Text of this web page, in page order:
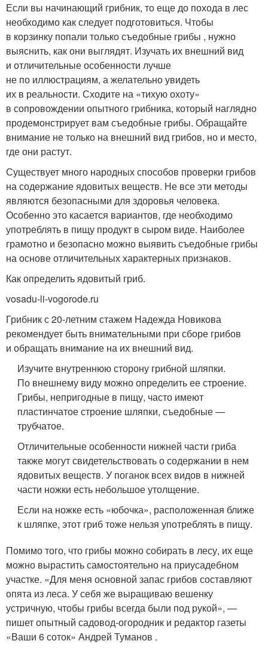
Если вы начинающий грибник, то еще до похода в лес
необходимо как следует подготовиться. Чтобы
в корзинку попали только съедобные грибы , нужно
выяснить, как они выглядят. Изучать их внешний вид
и отличительные особенности лучше
не по иллюстрациям, а желательно увидеть
их в реальности. Сходите на «тихую охоту»
в сопровождении опытного грибника, который наглядно
продемонстрирует вам съедобные грибы. Обращайте
внимание не только на внешний вид грибов, но и место,
где они растут.
Существует много народных способов проверки грибов
на содержание ядовитых веществ. Не все эти методы
являются безопасными для здоровья человека.
Особенно это касается вариантов, где необходимо
употреблять в пищу продукт в сыром виде. Наиболее
грамотно и безопасно можно выявить съедобные грибы
на основе отличительных характерных признаков.
Как определить ядовитый гриб.
vosadu-li-vogorode.ru
Грибник с 20-летним стажем Надежда Новикова
рекомендует быть внимательными при сборе грибов
и обращать внимание на их внешний вид.
Изучите внутреннюю сторону грибной шляпки.
По внешнему виду можно определить ее строение.
Грибы, непригодные в пищу, часто имеют
пластинчатое строение шляпки, съедобные —
трубчатое.
Отличительные особенности нижней части гриба
также могут свидетельствовать о содержании в нем
ядовитых веществ. У поганок всех видов в нижней
части ножки есть небольшое утолщение.
Если на ножке есть «юбочка», расположенная ближе
к шляпке, этот гриб тоже нельзя употреблять в пищу.
Помимо того, что грибы можно собирать в лесу, их еще
можно вырастить самостоятельно на приусадебном
участке. «Для меня основной запас грибов составляют
опята из леса. У себя же выращиваю вешенку
устричную, чтобы грибы всегда были под рукой», —
пишет опытный садовод-огородник и редактор газеты
«Ваши 6 соток» Андрей Туманов .